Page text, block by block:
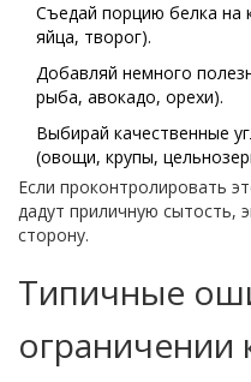
Съедай порцию белка на
яйца, творог).
Добавляй немного
рыба, авокадо, орехи).
Выбирай качественные
(овощи, крупы,
Если проконтролировать
дадут приличную сытость,
сторону.
Типичные
ограничении